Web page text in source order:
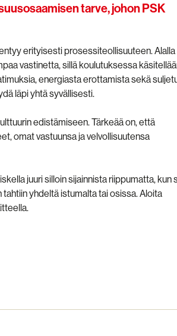
tarve, johon PSK
erityisesti prosessiteollisuuteen. Alalla
vastinetta, sillä koulutuksessa
energiasta erottamista sekä
läpi yhtä syvällisesti.
edistämiseen. Tärkeää on, että
omat vastuunsa ja velvollisuutensa
juuri silloin sijainnista riippumatta, kun
yhdeltä istumalta tai osissa. Aloita